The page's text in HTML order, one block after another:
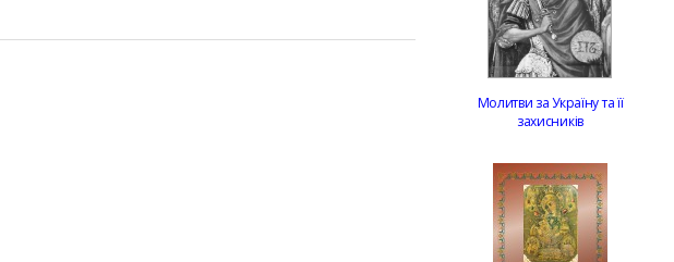
Молитви за Україну та її
захисників